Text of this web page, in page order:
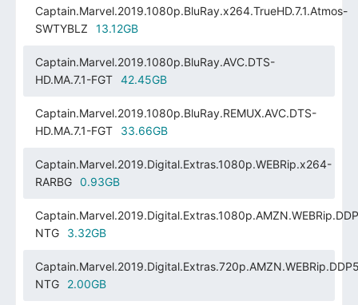
Captain.Marvel.2019.1080p.BluRay.x264.TrueHD.7.1.Atmos-
SWTYBLZ
13.12GB
Captain.Marvel.2019.1080p.BluRay.AVC.DTS-
HD.MA.7.1-FGT
42.45GB
Captain.Marvel.2019.1080p.BluRay.REMUX.AVC.DTS-
HD.MA.7.1-FGT
33.66GB
Captain.Marvel.2019.Digital.Extras.1080p.WEBRip.x264-
RARBG
0.93GB
NTG
3.32GB
NTG
2.00GB